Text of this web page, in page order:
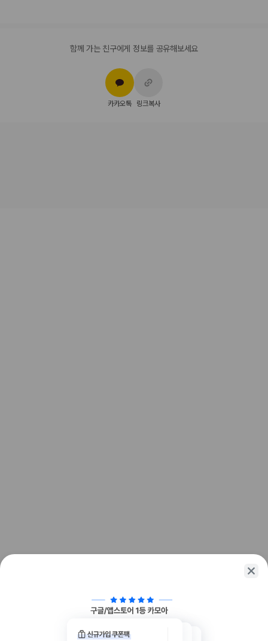
함께 가는 친구에게 정보를 공유해보세요
카카오톡 링크복사